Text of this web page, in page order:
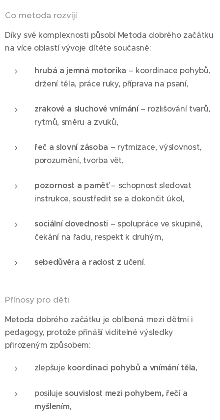
Co metoda rozvíjí
Díky své komplexnosti působí Metoda dobrého začátku
na více oblastí vývoje dítěte současně:
hrubá a jemná motorika – koordinace pohybů,
držení těla, práce ruky, příprava na psaní,
zrakové a sluchové vnímání– rozlišování tvarů,
rytmů, směru a zvuků,
řeč a slovní zásoba – rytmizace, výslovnost,
porozumění, tvorba vět,
pozornost a paměť– schopnost sledovat
instrukce, soustředit se a dokončit úkol,
sociální dovednosti – spolupráce ve skupině,
čekání na řadu, respekt k druhým,
sebedůvěra a radost z učení.
Přínosy pro děti
Metoda dobrého začátku je oblíbená mezi dětmi i
pedagogy, protože přináší viditelné výsledky
přirozeným způsobem:
zlepšuje koordinaci pohybů a vnímání těla,
posilujesouvislost mezi pohybem, řečí a
myšlením,